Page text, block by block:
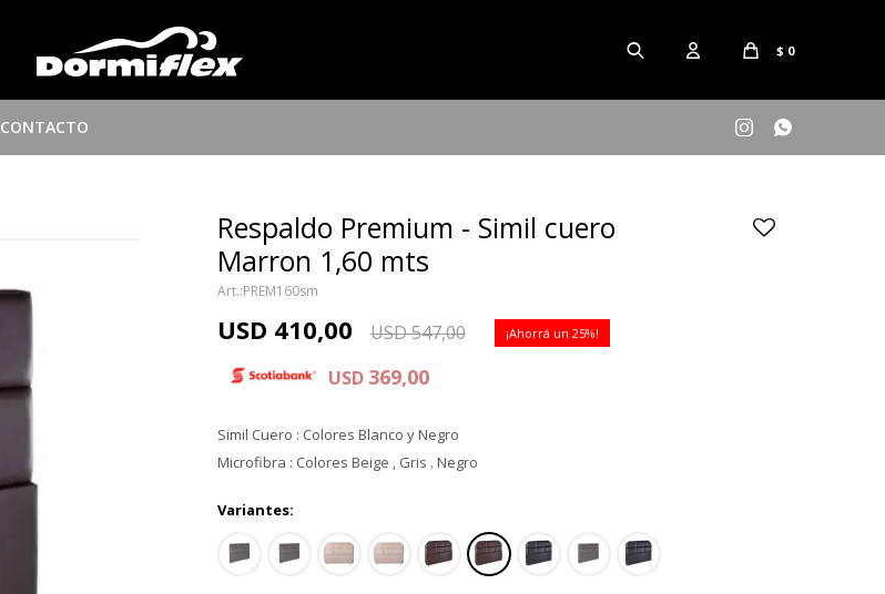
CONTACTO
$ 0
 
Respaldo Premium - Simil cuero
Marron 1,60 mts
PREM160sm
USD 410,00 USD547,00 25
USD 369,00
Simil Cuero : Colores Blanco y Negro
Microfibra : Colores Beige , Gris . Negro
Variantes: